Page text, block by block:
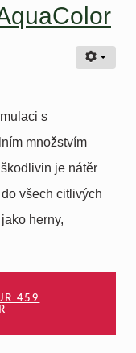
s
množstvím
je nátěr
všech citlivých
herny,
459